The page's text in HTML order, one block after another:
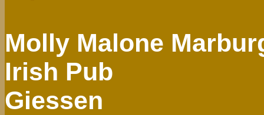
Molly Malone
Irish Pub
Giessen